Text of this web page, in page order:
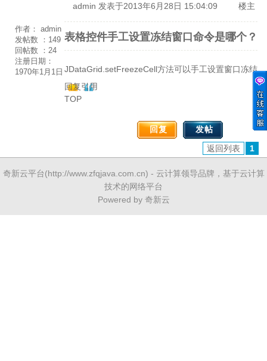
作者： admin
发帖数 ： 149
回帖数 ： 24
注册日期：
1970年1月1日
楼主
admin 发表于2013年6月28日 15:04:09
表格控件手工设置冻结窗口命令是哪个？
JDataGrid.setFreezeCell方法可以手工设置窗口冻结
回复引用
TOP
回复
发帖
返回列表
1
奇新云平台(http://www.zfqjava.com.cn) - 云计算领导品牌，基于云计算
技术的网络平台
Powered by 奇新云